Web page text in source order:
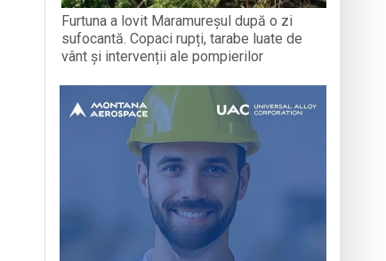
Furtuna a lovit Maramureșul după o zi
sufocantă. Copaci rupți, tarabe luate de
vânt și intervenții ale pompierilor